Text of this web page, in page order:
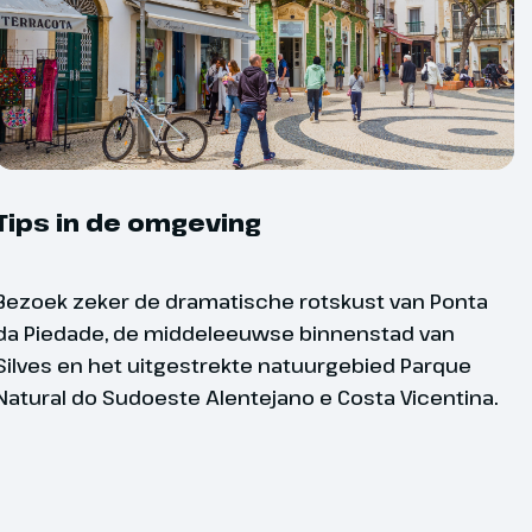
in de omgeving
zeker de dramatische rotskust van Ponta
Piedade, de middeleeuwse binnenstad van
en het uitgestrekte natuurgebied Parque
do Sudoeste Alentejano e Costa Vicentina.
geldt een minimum aantal
Met minder deelnemers kan de
Mocht dit gebeuren dan
aangeboden en ontvang je tijdig
is dit:
dagen: uiterlijk 14 dagen voor vertrek;
uiterlijk 21 dagen voor vertrek.
terrein met maximale
meter; 4-6 wandeluren per dag excl.
Afhankelijk van het niveau
kan het programma worden